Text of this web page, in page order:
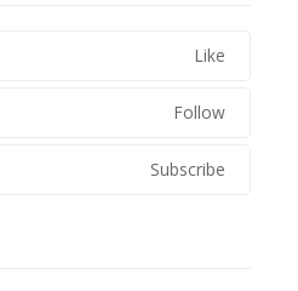
Like
Follow
Subscribe